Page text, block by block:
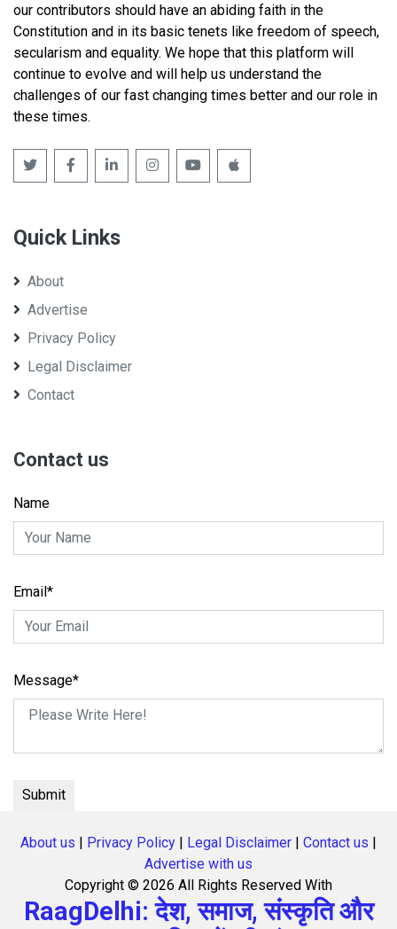
our contributors should have an abiding faith in the
Constitution and in its basic tenets like freedom of speech,
secularism and equality. We hope that this platform will
continue to evolve and will help us understand the
challenges of our fast changing times better and our role in
these times.
Quick Links
About
Advertise
Privacy Policy
Legal Disclaimer
Contact
Contact us
Name
Email*
Message*
About us | Privacy Policy | Legal Disclaimer | Contact us |
Advertise with us
Copyright © 2026 All Rights Reserved With
RaagDelhi: देश, समाज, संस्कृति और